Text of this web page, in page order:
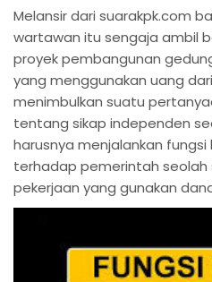
Melansir dari suarakpk.com
wartawan itu sengaja ambil
proyek pembangunan
yang menggunakan uang
menimbulkan suatu
tentang sikap independen
harusnya menjalankan fungsi
terhadap pemerintah seolah
pekerjaan yang gunakan